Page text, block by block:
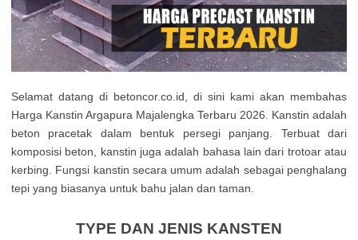
Selamat datang di betoncor.co.id, di sini kami akan membahas
Harga Kanstin Argapura Majalengka Terbaru 2026. Kanstin adalah
beton pracetak dalam bentuk persegi panjang. Terbuat dari
komposisi beton, kanstin juga adalah bahasa lain dari trotoar atau
kerbing. Fungsi kanstin secara umum adalah sebagai penghalang
tepi yang biasanya untuk bahu jalan dan taman.
TYPE DAN JENIS KANSTEN